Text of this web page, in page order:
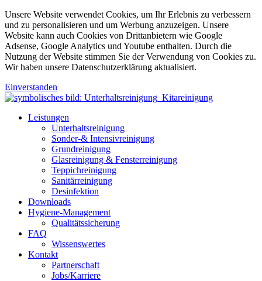
Unsere Website verwendet Cookies, um Ihr Erlebnis zu verbessern
und zu personalisieren und um Werbung anzuzeigen. Unsere
Website kann auch Cookies von Drittanbietern wie Google
Adsense, Google Analytics und Youtube enthalten. Durch die
Nutzung der Website stimmen Sie der Verwendung von Cookies zu.
Wir haben unsere Datenschutzerklärung aktualisiert.
Einverstanden
Leistungen
Unterhaltsreinigung
Sonder-& Intensivreinigung
Grundreinigung
Glasreinigung & Fensterreinigung
Teppichreinigung
Sanitärreinigung
Desinfektion
Downloads
Hygiene-Management
Qualitätssicherung
FAQ
Wissenswertes
Kontakt
Partnerschaft
Jobs/Karriere